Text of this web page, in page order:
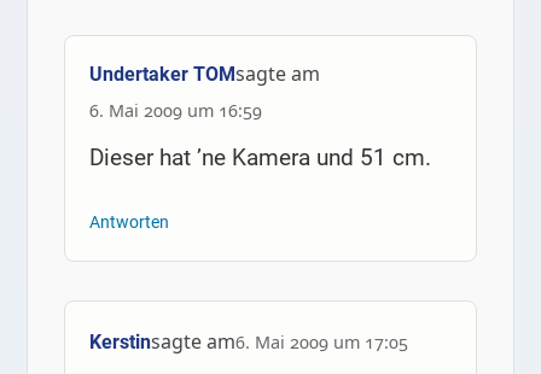
Undertaker TOMsagte am
6. Mai 2009 um 16:59
Dieser hat ’ne Kamera und 51 cm.
Antworten
Kerstinsagte am6. Mai 2009 um 17:05